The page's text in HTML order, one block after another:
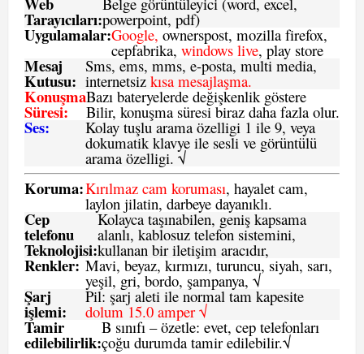
Tarayıcıları:powerpoint, pdf)
Uygulamalar:Google, ownerspost, mozilla firefox,
cepfabrika, windows live, play store
Mesaj
Kutusu:
Sms, ems, mms, e-posta, multi media,
internetsiz kısa mesajlaşma.
Konuşma
Süresi:
Bazı bateryelerde değişkenlik göstere
Bilir, konuşma süresi biraz daha fazla olur.
Ses: Kolay tuşlu arama özelligi 1 ile 9, veya
dokumatik klavye ile sesli ve görüntülü
arama özelligi. √
Koruma:Kırılmaz cam koruması, hayalet cam,
laylon jilatin, darbeye dayanıklı.
Cep
telefonu
Teknolojisi:
Kolayca taşınabilen, geniş kapsama
alanlı, kablosuz telefon sistemini,
kullanan bir iletişim aracıdır,
Renkler: Mavi, beyaz, kırmızı, turuncu, siyah, sarı,
yeşil, gri, bordo, şampanya, √
Şarj
işlemi:
Pil: şarj aleti ile normal tam kapesite
dolum 15.0 amper √
Tamir
edilebilirlik:
B sınıfı – özetle: evet, cep telefonları
çoğu durumda tamir edilebilir.√